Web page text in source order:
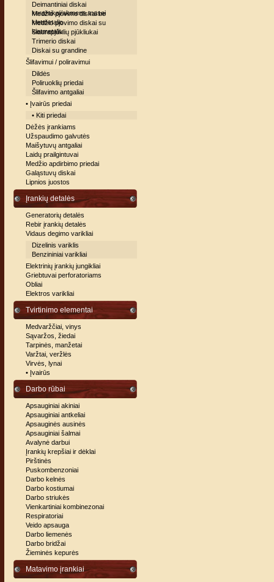
Deimantiniai diskai
keramikai/akmens masei
Medžio pjovimo diskai be
kietmetalio
Medžio pjovimo diskai su
kietmetaliu
Siaurapjūklių pjūkliukai
Trimerio diskai
Diskai su grandine
Šlifavimui / poliravimui
Dildės
Poliruoklių priedai
Šlifavimo antgaliai
• Įvairūs priedai
• Kiti priedai
Dėžės įrankiams
Užspaudimo galvutės
Maišytuvų antgaliai
Laidų prailgintuvai
Medžio apdirbimo priedai
Galąstuvų diskai
Lipnios juostos
Įrankių detalės
Generatorių detalės
Rebir įrankių detalės
Vidaus degimo varikliai
Dizelinis variklis
Benzininiai varikliai
Elektrinių įrankių jungikliai
Griebtuvai perforatoriams
Obliai
Elektros varikliai
Tvirtinimo elementai
Medvaržčiai, vinys
Sąvaržos, žiedai
Tarpinės, manžetai
Varžtai, veržlės
Virvės, lynai
• Įvairūs
Darbo rūbai
Apsauginiai akiniai
Apsauginiai antkeliai
Apsauginės ausinės
Apsauginiai šalmai
Avalynė darbui
Įrankių krepšiai ir dėklai
Pirštinės
Puskombenzoniai
Darbo kelnės
Darbo kostiumai
Darbo striukės
Vienkartiniai kombinezonai
Respiratoriai
Veido apsauga
Darbo liemenės
Darbo bridžai
Žieminės kepurės
Matavimo įrankiai